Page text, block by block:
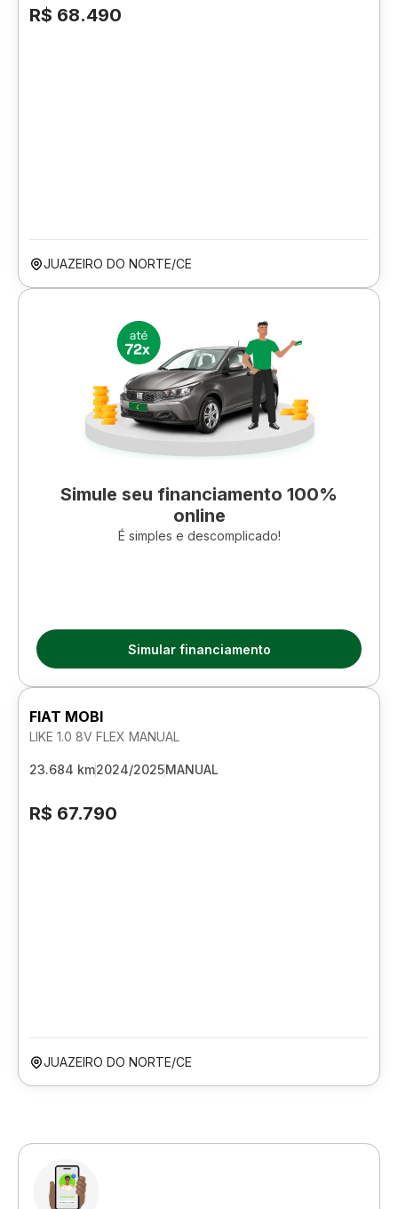
R$ 68.490
JUAZEIRO DO NORTE/CE
Simule seu financiamento 100%
online
É simples e descomplicado!
Simular financiamento
FIAT MOBI
LIKE 1.0 8V FLEX MANUAL
23.684 km2024/2025MANUAL
R$ 67.790
JUAZEIRO DO NORTE/CE